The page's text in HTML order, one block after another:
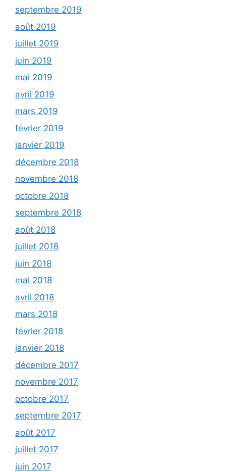
septembre 2019
août 2019
juillet 2019
juin 2019
mai 2019
avril 2019
mars 2019
février 2019
janvier 2019
décembre 2018
novembre 2018
octobre 2018
septembre 2018
août 2018
juillet 2018
juin 2018
mai 2018
avril 2018
mars 2018
février 2018
janvier 2018
décembre 2017
novembre 2017
octobre 2017
septembre 2017
août 2017
juillet 2017
juin 2017